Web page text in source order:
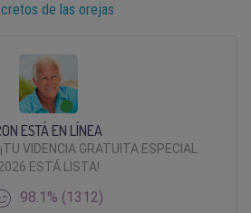
de las orejas
ESTÁ EN LÍNEA
VIDENCIA GRATUITA ESPECIAL
ESTÁ LISTA!
98.1% (1312)